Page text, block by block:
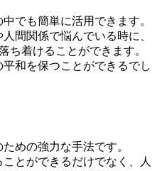
でも簡単に活用できます。
間関係で悩んでいる時に、
ち着けることができます。
和を保つことができるでし
めの強力な手法です。
とができるだけでなく、人